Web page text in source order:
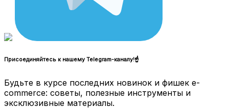
Присоединяйтесь к нашему Telegram-каналу!☝
Будьте в курсе последних новинок и фишек e-
commerce: советы, полезные инструменты и
эксклюзивные материалы.